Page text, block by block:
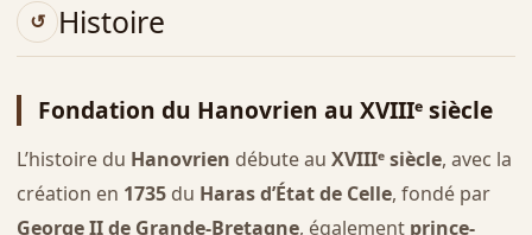
Histoire
Fondation du Hanovrien au XVIIIᵉ siècle
L’histoire du Hanovrien débute au XVIIIᵉ siècle, avec la
création en 1735du Haras d’État de Celle, fondé par
George II de Grande-Bretagne, également prince-